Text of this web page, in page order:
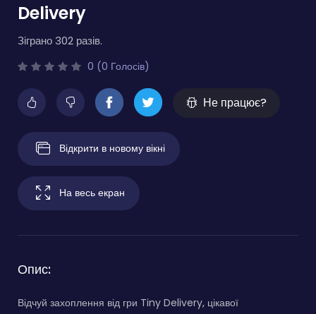
Delivery
Зіграно 302 разів.
0 (0 Голосів)
Не працює?
Відкрити в новому вікні
На весь екран
Опис:
Відчуй захоплення від гри Tiny Delivery, цікавої